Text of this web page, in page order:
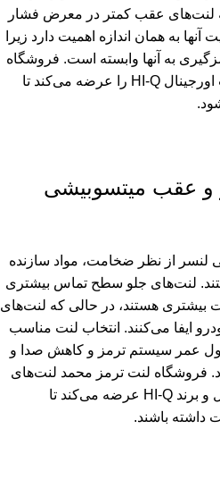
لنت‌های عقب کمتر در معرض فشار
به همان اندازه اهمیت دارد زیرا
به آنها وابسته است. فروشگاه
لنت ترمز محمد انواع لنت عقب اورجینال HI-Q را عرضه می‌کند تا
و عقب میتسوبیشی
از نظر ضخامت، مواد سازنده
لنت‌های جلو سطح تماس بیشتری
بیشتری هستند، در حالی که لنت‌های
ایفا می‌کنند. انتخاب لنت مناسب
عمر سیستم ترمز و کاهش صدا و
فروشگاه لنت ترمز محمد لنت‌های
جلو و عقب را با کیفیت اورجینال و برند HI-Q عرضه می‌کند تا
داشته باشند.